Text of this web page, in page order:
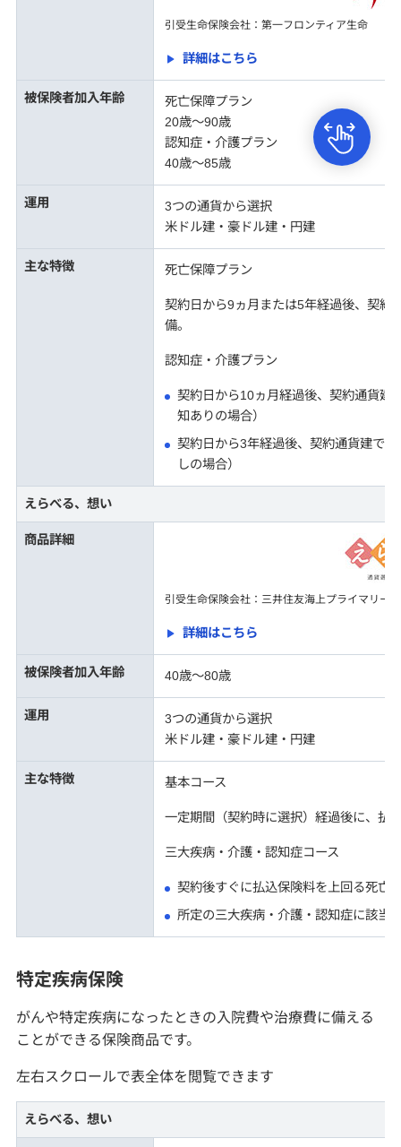
引受生命保険会社：第一フロンティア生命
詳細はこちら
被保険者加入年齢
死亡保障プラン
20歳～90歳
認知症・介護プラン
40歳〜85歳
運用
3つの通貨から選択
米ドル建・豪ドル建・円建
主な特徴 死亡保障プラン
契約日から9ヵ月または5年経過後、契約
備。
認知症・介護プラン
契約日から10ヵ月経過後、契約通貨建
知ありの場合）
契約日から3年経過後、契約通貨建で
しの場合）
えらべる、想い
商品詳細
引受生命保険会社：三井住友海上プライマリー
詳細はこちら
被保険者加入年齢 40歳～80歳
運用
3つの通貨から選択
米ドル建・豪ドル建・円建
主な特徴 基本コース
一定期間（契約時に選択）経過後に、払
三大疾病・介護・認知症コース
契約後すぐに払込保険料を上回る死亡
所定の三大疾病・介護・認知症に該当
特定疾病保険
がんや特定疾病になったときの入院費や治療費に備える
ことができる保険商品です。
左右スクロールで表全体を閲覧できます
えらべる、想い